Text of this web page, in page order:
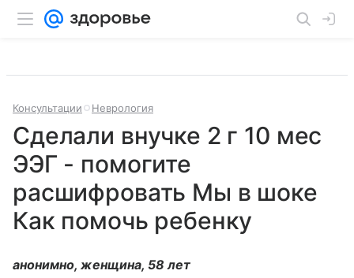
Консультации Неврология
Сделали внучке 2 г 10 мес
ЭЭГ - помогите
расшифровать Мы в шоке
Как помочь ребенку
анонимно, женщина, 58 лет